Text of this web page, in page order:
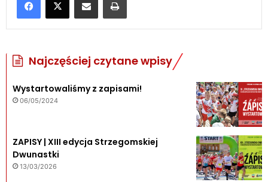
Najczęściej czytane wpisy
Wystartowaliśmy z zapisami!
06/05/2024
ZAPISY | XIII edycja Strzegomskiej
Dwunastki
13/03/2026